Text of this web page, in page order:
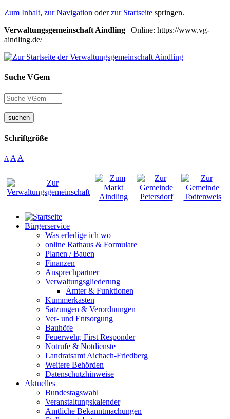
Zum Inhalt, zur Navigation oderzur Startseite springen.
Verwaltungsgemeinschaft Aindling | Online: https://www.vg-
aindling.de/
Suche VGem
suchen
Schriftgröße
A A A
Bürgerservice
Was erledige ich wo
online Rathaus & Formulare
Planen / Bauen
Finanzen
Ansprechpartner
Verwaltungsgliederung
Ämter & Funktionen
Kummerkasten
Satzungen & Verordnungen
Ver- und Entsorgung
Bauhöfe
Feuerwehr, First Responder
Notrufe & Notdienste
Landratsamt Aichach-Friedberg
Weitere Behörden
Datenschutzhinweise
Aktuelles
Bundestagswahl
Veranstaltungskalender
Amtliche Bekanntmachungen